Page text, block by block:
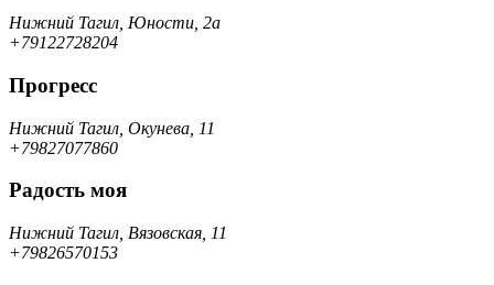
Нижний Тагил, Юности, 2а
+79122728204
Прогресс
Нижний Тагил, Окунева, 11
+79827077860
Радость моя
Нижний Тагил, Вязовская, 11
+79826570153